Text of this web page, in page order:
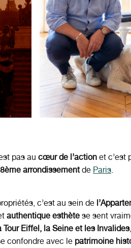
pas au cœur de l’action et c’est
8ème arrondissementde Paris
c’est au sein de
authentique esthète se sent
Eiffel, la Seine et les Invalides
confondre avec le patrimoine